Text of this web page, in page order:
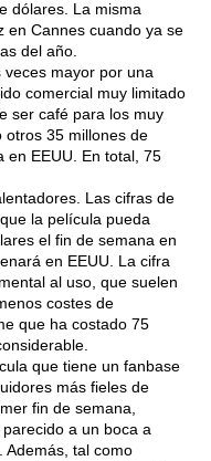
dólares. La misma
en Cannes cuando ya se
del año.
mayor por una
comercial muy limitado
ser café para los muy
otros 35 millones de
en EEUU. En total, 75
Las cifras de
la película pueda
el fin de semana en
en EEUU. La cifra
al uso, que suelen
costes de
que ha costado 75
que tiene un fanbase
más fieles de
fin de semana,
a un boca a
Además, tal como